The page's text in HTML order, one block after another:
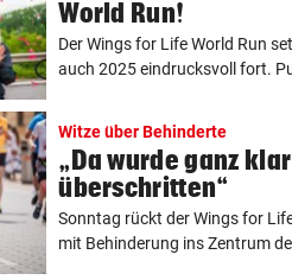
World Run!
Der Wings for Life World Run
auch 2025 eindrucksvoll fort.
Witze über Behinderte
„Da wurde ganz
überschritten“
Sonntag rückt der Wings for
mit Behinderung ins Zentrum